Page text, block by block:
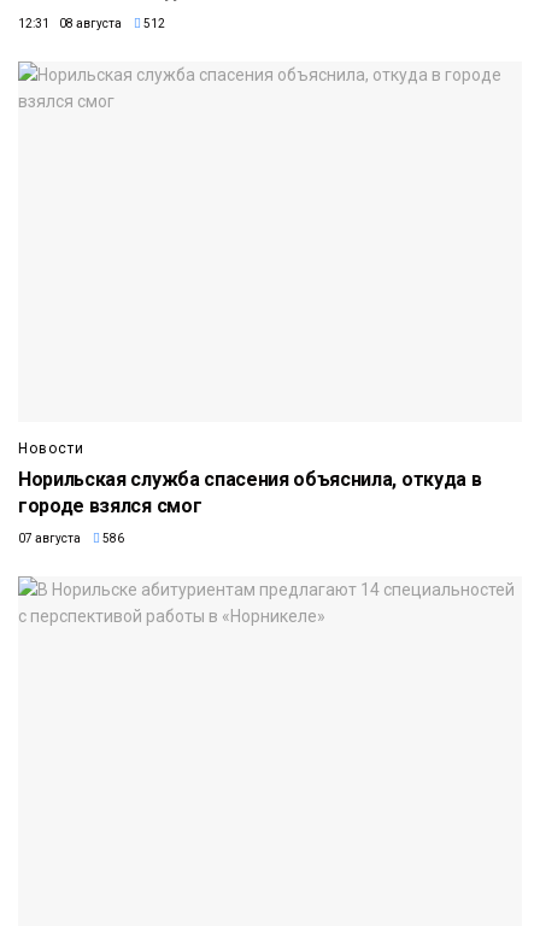
12:31 08 августа 512
Новости
Норильская служба спасения объяснила, откуда в
городе взялся смог
07 августа 586